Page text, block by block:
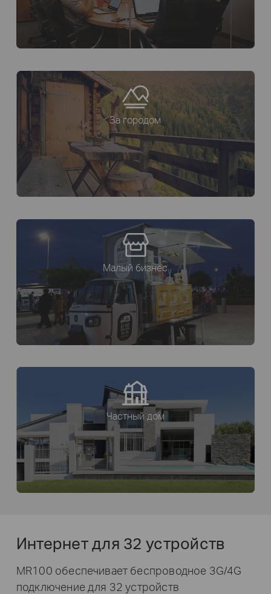
За городом
Малый бизнес
Частный дом
Интернет для 32 устройств
MR100 обеспечивает беспроводное 3G/4G
подключение для 32 устройств